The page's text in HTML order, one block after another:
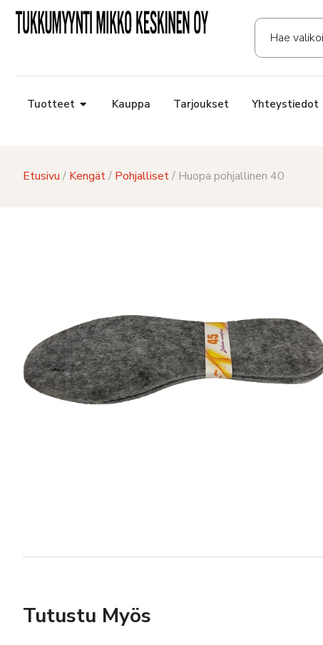
Tuotteet Kauppa Tarjoukset Yhteystiedot
Etusivu / Kengät/ Pohjalliset/ Huopa pohjallinen 40
Tutustu Myös